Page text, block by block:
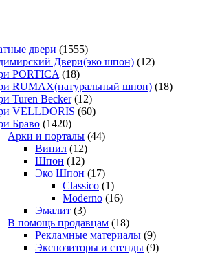
двери (1555)
Двери(эко шпон) (12)
PORTICA (18)
RUMAX(натуральный шпон) (18)
Turen Becker (12)
VELLDORIS (60)
Браво (1420)
Арки и порталы (44)
Винил (12)
Шпон (12)
Эко Шпон (17)
Classico (1)
Moderno (16)
Эмалит (3)
В помощь продавцам (18)
Рекламные материалы (9)
Экспозиторы и стенды (9)